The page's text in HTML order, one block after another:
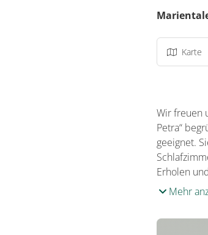
Karte
Wir freuen
Petra“
geeignet.
Erholen
Mehr